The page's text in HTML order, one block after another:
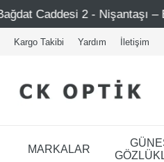
– Etiler – Ataşehir
Kargo Takibi Yardım İletişim
MARKALAR